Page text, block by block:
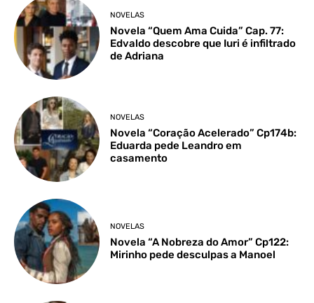
NOVELAS
Novela “Quem Ama Cuida” Cap. 77:
Edvaldo descobre que Iuri é infiltrado
de Adriana
NOVELAS
Novela “Coração Acelerado” Cp174b:
Eduarda pede Leandro em
casamento
NOVELAS
Novela “A Nobreza do Amor” Cp122:
Mirinho pede desculpas a Manoel